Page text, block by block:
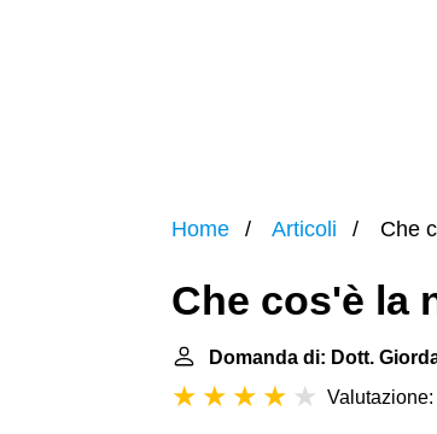
Home Articoli Che
Che cos'è la
Domanda di: Dott.
Valutazione: